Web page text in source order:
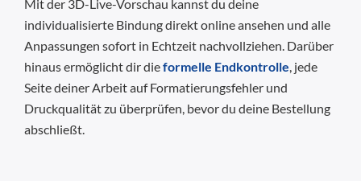
Mit der 3D-Live-Vorschau kannst du deine
individualisierte Bindung direkt online ansehen und alle
Anpassungen sofort in Echtzeit nachvollziehen. Darüber
hinaus ermöglicht dir dieformelle Endkontrolle, jede
Seite deiner Arbeit auf Formatierungsfehler und
Druckqualität zu überprüfen, bevor du deine Bestellung
abschließt.